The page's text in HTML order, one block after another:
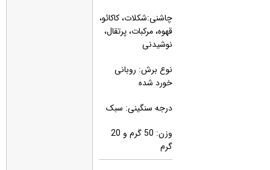
چاشنی:شکلات، کاکائو،
قهوه، مرکبات، پرتقال،
نوشیدنی
نوع برش: روبانی
خورد شده
درجه سنگینی: سبک
وزن: 50 گرم و 20
گرم